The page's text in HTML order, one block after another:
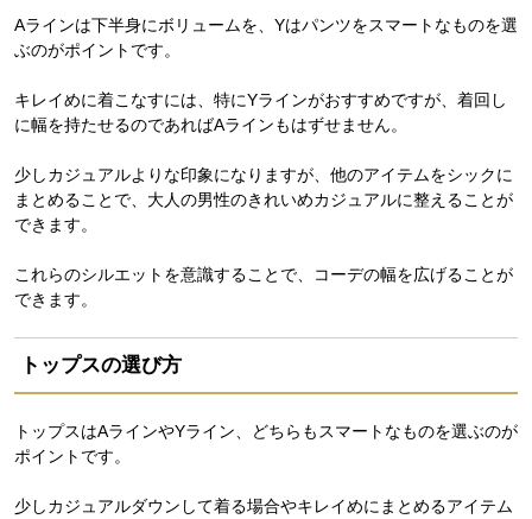
Aラインは下半身にボリュームを、Yはパンツをスマートなものを選
ぶのがポイントです。
キレイめに着こなすには、特にYラインがおすすめですが、着回し
に幅を持たせるのであればAラインもはずせません。
少しカジュアルよりな印象になりますが、他のアイテムをシックに
まとめることで、大人の男性のきれいめカジュアルに整えることが
できます。
これらのシルエットを意識することで、コーデの幅を広げることが
できます。
トップスの選び方
トップスはAラインやYライン、どちらもスマートなものを選ぶのが
ポイントです。
少しカジュアルダウンして着る場合やキレイめにまとめるアイテム